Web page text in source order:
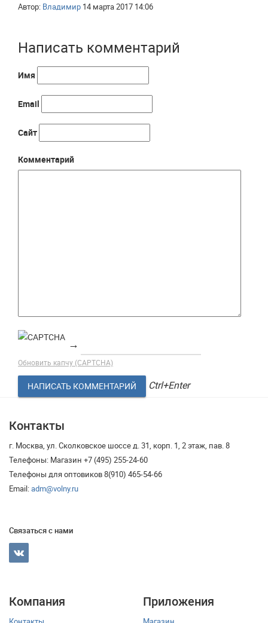
Автор: Владимир 14 марта 2017 14:06
Написать комментарий
Имя
Email
Сайт
Комментарий
→
Обновить капчу (CAPTCHA)
Ctrl+Enter
Контакты
г. Москва, ул. Сколковское шоссе д. 31, корп. 1, 2 этаж, пав. 8
Телефоны: Магазин +7 (495) 255-24-60
Телефоны для оптовиков 8(910) 465-54-66
Email:adm@volny.ru
Связаться с нами
Компания Приложения